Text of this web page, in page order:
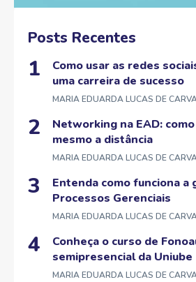
Posts Recentes
Como usar as redes
uma carreira de sucesso
MARIA EDUARDA LUCAS DE
Networking na EAD:
mesmo a distância
MARIA EDUARDA LUCAS DE
Entenda como funciona a
Processos Gerenciais
MARIA EDUARDA LUCAS DE
Conheça o curso de
semipresencial da Uniube
MARIA EDUARDA LUCAS DE